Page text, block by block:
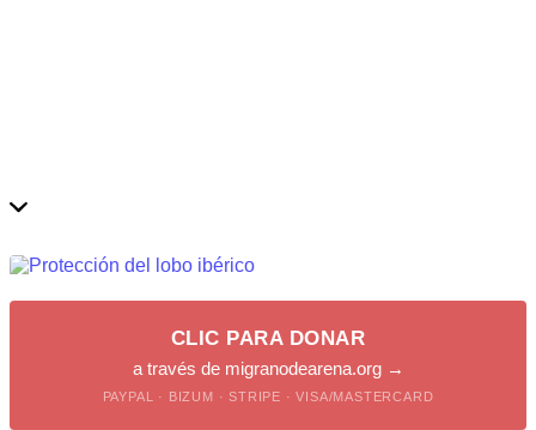
CLIC PARA DONAR
a través de migranodearena.org →
PAYPAL · BIZUM · STRIPE · VISA/MASTERCARD